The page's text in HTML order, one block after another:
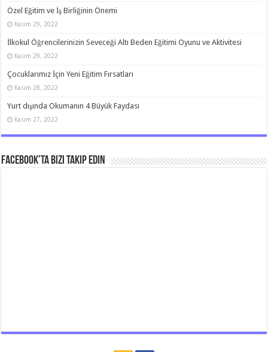
Özel Eğitim ve İş Birliğinin Önemi
Kasım 29, 2022
İlkokul Öğrencilerinizin Seveceği Altı Beden Eğitimi Oyunu ve Aktivitesi
Kasım 29, 2022
Çocuklarımız İçin Yeni Eğitim Fırsatları
Kasım 28, 2022
Yurt dışında Okumanın 4 Büyük Faydası
Kasım 27, 2022
Facebook’ta bizi takip edin